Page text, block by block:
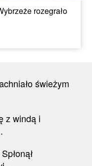
rozegrało
świeżym
z windą i